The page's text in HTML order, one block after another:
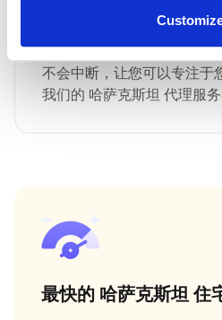
最快 哈萨克斯坦 正常运
IPNux 保证一致和可靠的服
不会中断，让您可以专注于
我们的 哈萨克斯坦 代理服务
最快的 哈萨克斯坦 住